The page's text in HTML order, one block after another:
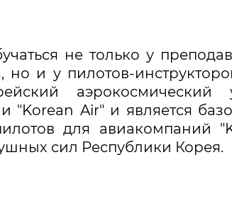
не только у
но и у пилотов-
"Korean Air" и является
для авиакомпаний
сил Республики Корея.